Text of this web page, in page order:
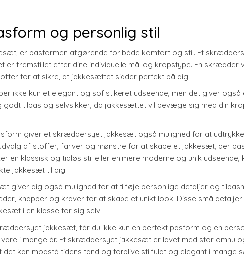
og personlig stil
er pasformen afgørende for både komfort og stil. Et
er fremstillet efter dine individuelle mål og kropstype. En skrædder
for at sikre, at jakkesættet sidder perfekt på dig.
ikke kun et elegant og sofistikeret udseende, men det giver også
godt tilpas og selvsikker, da jakkesættet vil bevæge sig med din
giver et skræddersyet jakkesæt også mulighed for at udtrykke
af stoffer, farver og mønstre for at skabe et jakkesæt, der
en klassisk og tidløs stil eller en mere moderne og unik
jakkesæt til dig.
giver dig også mulighed for at tilføje personlige detaljer og
knapper og kraver for at skabe et unikt look. Disse små detaljer
i en klasse for sig selv.
jakkesæt, får du ikke kun en perfekt pasform og en
i mange år. Et skræddersyet jakkesæt er lavet med stor omhu
det kan modstå tidens tand og forblive stilfuldt og elegant i mange